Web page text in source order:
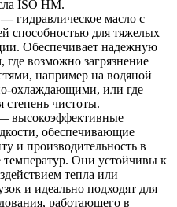
ISO HM.
—гидравлическое масло с
способностью для тяжелых
Обеспечивает надежную
где возможно загрязнение
например на водяной
охлаждающими, или где
степень чистоты.
высокоэффективные
обеспечивающие
и производительность в
Они устойчивы к
тепла или
и идеально подходят для
работающего в